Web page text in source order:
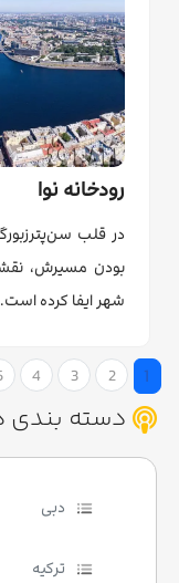
رودخانه نوا
در قلب
بودن مسیرش،
شهر ایفا کرده
1
(current)
2
3
4
دسته بندی
دبی
ترکیه